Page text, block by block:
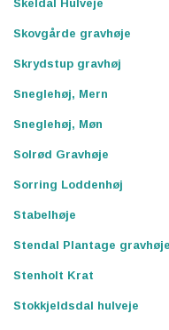
Skeldal Hulveje
Skovgårde gravhøje
Skrydstup gravhøj
Sneglehøj, Mern
Sneglehøj, Møn
Solrød Gravhøje
Sorring Loddenhøj
Stabelhøje
Stendal Plantage gravhøje
Stenholt Krat
Stokkjeldsdal hulveje